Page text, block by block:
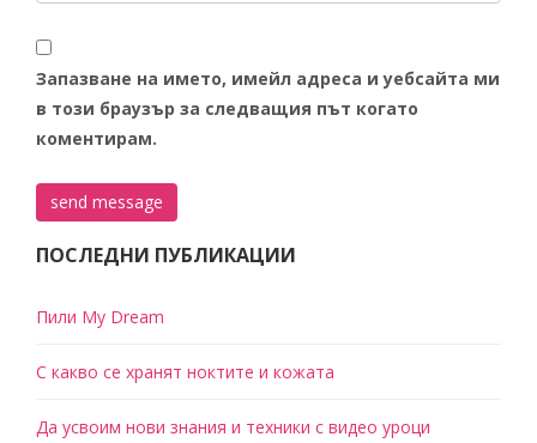
Запазване на името, имейл адреса и уебсайта ми
в този браузър за следващия път когато
коментирам.
ПОСЛЕДНИ ПУБЛИКАЦИИ
Пили My Dream
С какво се хранят ноктите и кожата
Да усвоим нови знания и техники с видео уроци